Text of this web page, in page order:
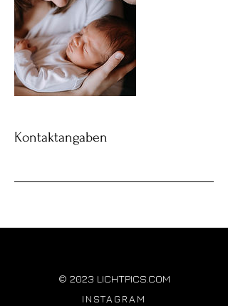
Kontaktangaben
© 2023 LICHTPICS.COM
INSTAGRAM